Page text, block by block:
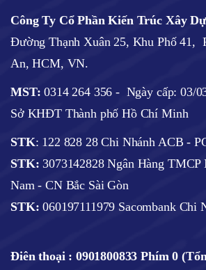
Công Ty Cổ Phần Kiến Trúc Xây
Đường Thạnh Xuân 25, Khu Phố 41,
An, HCM, VN.
MST:0314 264 356 - Ngày cấp: 03/
Sở KHĐT Thành phố Hồ Chí Minh
STK: 122 828 28 Chi Nhánh ACB -
STK: 3073142828 Ngân Hàng
Nam - CN Bắc Sài Gòn
STK:060197111979 Sacombank Chi
Điên thoại : 0901800833 Phím 0